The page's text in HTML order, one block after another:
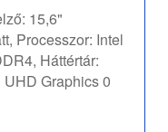
15,6"
Processzor: Intel
Háttértár:
Graphics 0